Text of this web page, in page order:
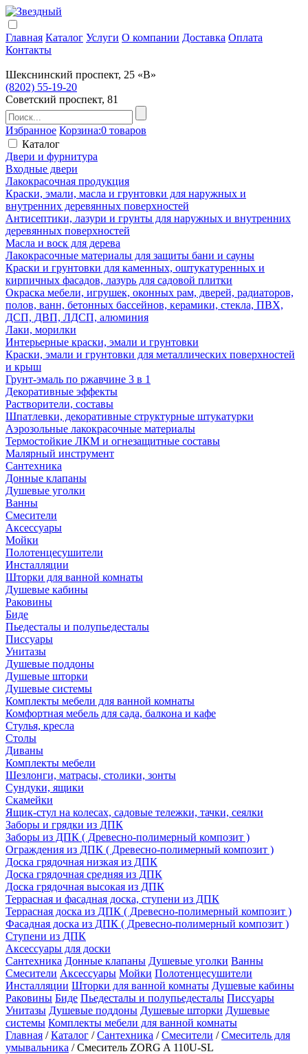
Главная Каталог Услуги О компании Доставка Оплата
Контакты
Шекснинский проспект, 25 «В»
(8202) 55-19-20
Советский проспект, 81
Избранное Корзина:0 товаров
Каталог
Двери и фурнитура
Входные двери
Лакокрасочная продукция
Краски, эмали, масла и грунтовки для наружных и
внутренних деревянных поверхностей
Антисептики, лазури и грунты для наружных и внутренних
деревянных поверхностей
Масла и воск для дерева
Лакокрасочные материалы для защиты бани и сауны
Краски и грунтовки для каменных, оштукатуренных и
кирпичных фасадов, лазурь для садовой плитки
Окраска мебели, игрушек, оконных рам, дверей, радиаторов,
полов, ванн, бетонных бассейнов, керамики, стекла, ПВХ,
ДСП, ДВП, ЛДСП, алюминия
Лаки, морилки
Интерьерные краски, эмали и грунтовки
Краски, эмали и грунтовки для металлических поверхностей
и крыш
Грунт-эмаль по ржавчине 3 в 1
Декоративные эффекты
Растворители, составы
Шпатлевки, декоративные структурные штукатурки
Аэрозольные лакокрасочные материалы
Термостойкие ЛКМ и огнезащитные составы
Малярный инструмент
Сантехника
Донные клапаны
Душевые уголки
Ванны
Смесители
Аксессуары
Мойки
Полотенцесушители
Инсталляции
Шторки для ванной комнаты
Душевые кабины
Раковины
Биде
Пьедесталы и полупьедесталы
Писсуары
Унитазы
Душевые поддоны
Душевые шторки
Душевые системы
Комплекты мебели для ванной комнаты
Комфортная мебель для сада, балкона и кафе
Стулья, кресла
Столы
Диваны
Комплекты мебели
Шезлонги, матрасы, столики, зонты
Сундуки, ящики
Скамейки
Ящик-стул на колесах, садовые тележки, тачки, сеялки
Заборы и грядки из ДПК
Заборы из ДПК ( Древесно-полимерный композит )
Ограждения из ДПК ( Древесно-полимерный композит )
Доска грядочная низкая из ДПК
Доска грядочная средняя из ДПК
Доска грядочная высокая из ДПК
Террасная и фасадная доска, ступени из ДПК
Террасная доска из ДПК ( Древесно-полимерный композит )
Фасадная доска из ДПК ( Древесно-полимерный композит )
Ступени из ДПК
Аксессуары для доски
Сантехника Донные клапаны Душевые уголки Ванны
Смесители Аксессуары Мойки Полотенцесушители
Инсталляции Шторки для ванной комнаты Душевые кабины
Раковины Биде Пьедесталы и полупьедесталы Писсуары
Унитазы Душевые поддоны Душевые шторки Душевые
системы Комплекты мебели для ванной комнаты
Главная / Каталог / Сантехника / Смесители / Смеситель для
умывальника /Смеситель ZORG A 110U-SL